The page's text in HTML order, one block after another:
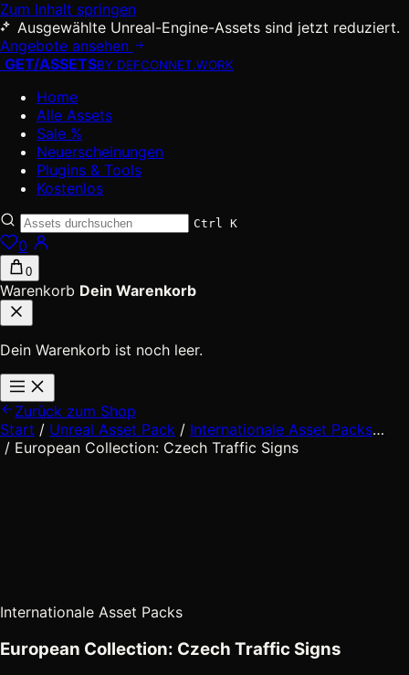
Zum Inhalt springen
Ausgewählte Unreal-Engine-Assets sind jetzt reduziert.
Angebote ansehen
GET/ASSETSBY DEFCONNET.WORK
Home
Alle Assets
Sale %
Neuerscheinungen
Plugins & Tools
Kostenlos
Ctrl K
0
0
Warenkorb Dein Warenkorb
Dein Warenkorb ist noch leer.
Zurück zum Shop
Start / Unreal Asset Pack / Internationale Asset Packs…
Zwischenebenen
/ European Collection: Czech Traffic Signs
Internationale Asset Packs
European Collection: Czech Traffic Signs